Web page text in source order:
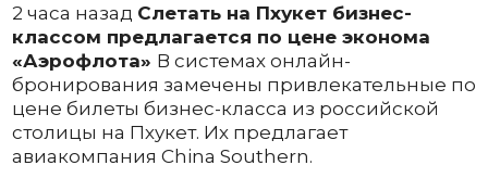
2 часа назад Слетать на Пхукет бизнес-
классом предлагается по цене эконома
«Аэрофлота» В системах онлайн-
бронирования замечены привлекательные по
цене билеты бизнес-класса из российской
столицы на Пхукет. Их предлагает
авиакомпания China Southern.